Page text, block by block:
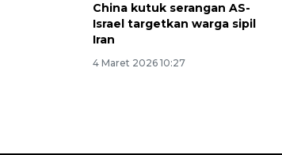
China kutuk serangan AS-
Israel targetkan warga sipil
Iran
4 Maret 2026 10:27